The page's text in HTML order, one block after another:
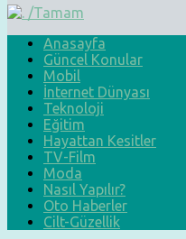
Anasayfa
Güncel Konular
Mobil
İnternet Dünyası
Teknoloji
Eğitim
Hayattan Kesitler
TV-Film
Moda
Nasıl Yapılır?
Oto Haberler
Cilt-Güzellik